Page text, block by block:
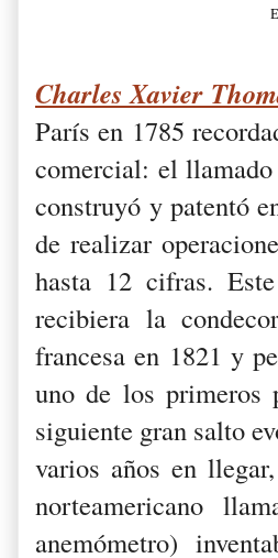
Charles Xavier
París en 1785
comercial: el
construyó y patentó
de realizar
hasta 12 cifras.
recibiera la
francesa en 1821 y
uno de los primeros
siguiente gran salto
varios años en
norteamericano
anemómetro)